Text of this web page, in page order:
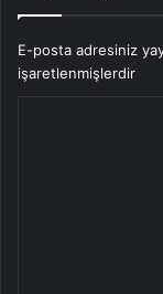
E-posta adresiniz
işaretlenmişlerdir